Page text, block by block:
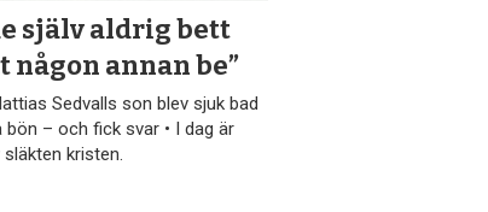
själv aldrig bett
någon annan be”
Sedvalls son blev sjuk bad
– och fick svar • I dag är
kristen.